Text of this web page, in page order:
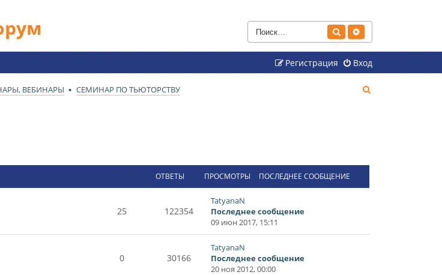
Поиск
Вход
Регистрация
ВЕБИНАРЫ СЕМИНАР ПО ТЬЮТОРСТВУ
ОТВЕТЫ ПРОСМОТРЫ ПОСЛЕДНЕЕ СООБЩЕНИЕ
25 122354
TatyanaN
Последнее сообщение
09 июн 2017, 15:11
0 30166
TatyanaN
Последнее сообщение
20 ноя 2012, 00:00